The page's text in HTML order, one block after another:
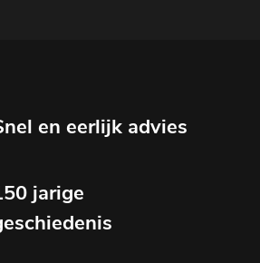
en eerlijk advies
jarige